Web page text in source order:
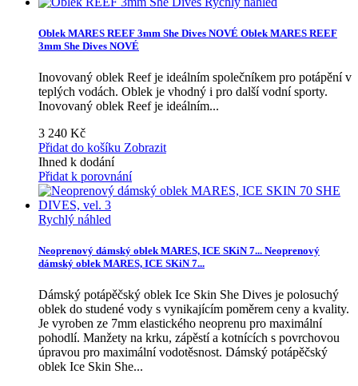
Oblek MARES REEF 3mm She Dives NOVÉ Oblek MARES REEF
3mm She Dives NOVÉ
Inovovaný oblek Reef je ideálním společníkem pro potápění v
teplých vodách. Oblek je vhodný i pro další vodní sporty.
Inovovaný oblek Reef je ideálním...
3 240 Kč
Přidat do košíku Zobrazit
Ihned k dodání
Přidat k porovnání
Rychlý náhled
Neoprenový dámský oblek MARES, ICE SKiN 7... Neoprenový
dámský oblek MARES, ICE SKiN 7...
Dámský potápěčský oblek Ice Skin She Dives je polosuchý
oblek do studené vody s vynikajícím poměrem ceny a kvality.
Je vyroben ze 7mm elastického neoprenu pro maximální
pohodlí. Manžety na krku, zápěstí a kotnících s povrchovou
úpravou pro maximální vodotěsnost. Dámský potápěčský
oblek Ice Skin She...